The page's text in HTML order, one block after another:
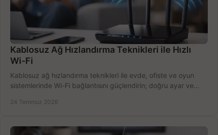
Kablosuz Ağ Hızlandırma Teknikleri ile Hızlı
Wi-Fi
Kablosuz ağ hızlandırma teknikleri ile evde, ofiste ve oyun
sistemlerinde Wi-Fi bağlantısını güçlendirin; doğru ayar ve
24 Temmuz 2026